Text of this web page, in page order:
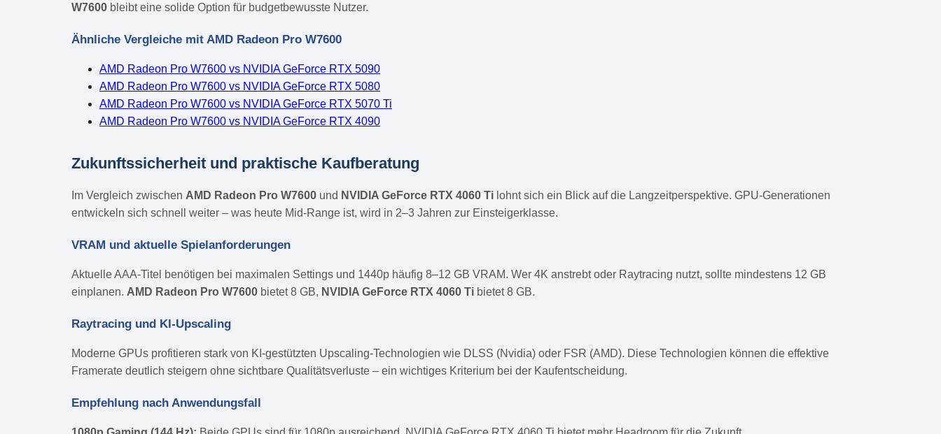
W7600 bleibt eine solide Option für budgetbewusste Nutzer.
Ähnliche Vergleiche mit AMD Radeon Pro W7600
AMD Radeon Pro W7600 vs NVIDIA GeForce RTX 5090
AMD Radeon Pro W7600 vs NVIDIA GeForce RTX 5080
AMD Radeon Pro W7600 vs NVIDIA GeForce RTX 5070 Ti
AMD Radeon Pro W7600 vs NVIDIA GeForce RTX 4090
Zukunftssicherheit und praktische Kaufberatung
Im Vergleich zwischen AMD Radeon Pro W7600 und NVIDIA GeForce RTX 4060 Ti lohnt sich ein Blick auf die Langzeitperspektive. GPU-Generationen
entwickeln sich schnell weiter – was heute Mid-Range ist, wird in 2–3 Jahren zur Einsteigerklasse.
VRAM und aktuelle Spielanforderungen
Aktuelle AAA-Titel benötigen bei maximalen Settings und 1440p häufig 8–12 GB VRAM. Wer 4K anstrebt oder Raytracing nutzt, sollte mindestens 12 GB
einplanen. AMD Radeon Pro W7600 bietet 8 GB, NVIDIA GeForce RTX 4060 Ti bietet 8 GB.
Raytracing und KI-Upscaling
Moderne GPUs profitieren stark von KI-gestützten Upscaling-Technologien wie DLSS (Nvidia) oder FSR (AMD). Diese Technologien können die effektive
Framerate deutlich steigern ohne sichtbare Qualitätsverluste – ein wichtiges Kriterium bei der Kaufentscheidung.
Empfehlung nach Anwendungsfall